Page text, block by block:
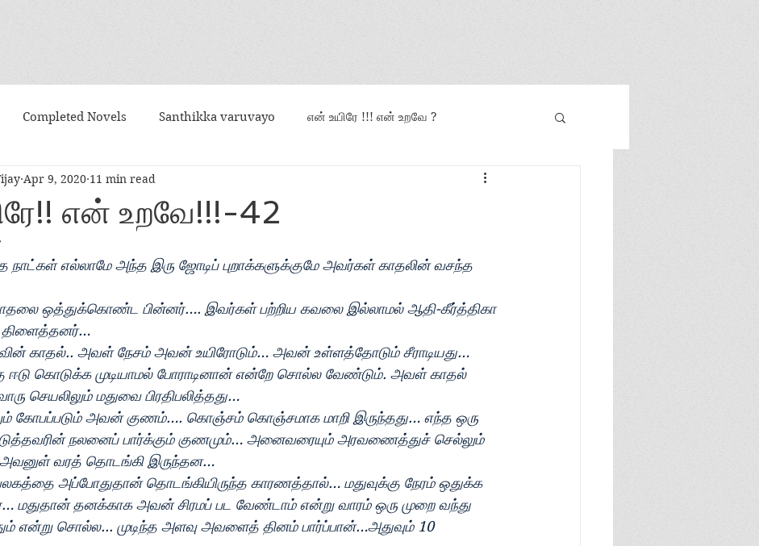
Completed Novels Santhikka varuvayo என் உயிரே !!! என் உறவே ?
என் கண்ணின் மணி
என் உறவே!!!-42
Apr 9, 2020 11 min read
நாட்கள் எல்லாமே அந்த இரு ஜோடிப் புறாக்களுக்குமே அவர்கள் காதலின் வசந்த
ஒத்துக்கொண்ட பின்னர்…. இவர்கள் பற்றிய கவலை இல்லாமல் ஆதி-கீர்த்திகா
திளைத்தனர்…
காதல்.. அவள் நேசம் அவன் உயிரோடும்… அவன் உள்ளத்தோடும் சீராடியது…
ஈடு கொடுக்க முடியாமல் போராடினான் என்றே சொல்ல வேண்டும். அவள் காதல்
செயலிலும் மதுவை பிரதிபலித்தது…
கோபப்படும் அவன் குணம்…. கொஞ்சம் கொஞ்சமாக மாறி இருந்தது… எந்த ஒரு
நலனைப் பார்க்கும் குணமும்… அனைவரையும் அரவணைத்துச் செல்லும்
வரத் தொடங்கி இருந்தன…
அப்போதுதான் தொடங்கியிருந்த காரணத்தால்… மதுவுக்கு நேரம் ஒதுக்க
மதுதான் தனக்காக அவன் சிரமப் பட வேண்டாம் என்று வாரம் ஒரு முறை வந்து
என்று சொல்ல... முடிந்த அளவு அவளைத் தினம் பார்ப்பான்…அதுவும் 10